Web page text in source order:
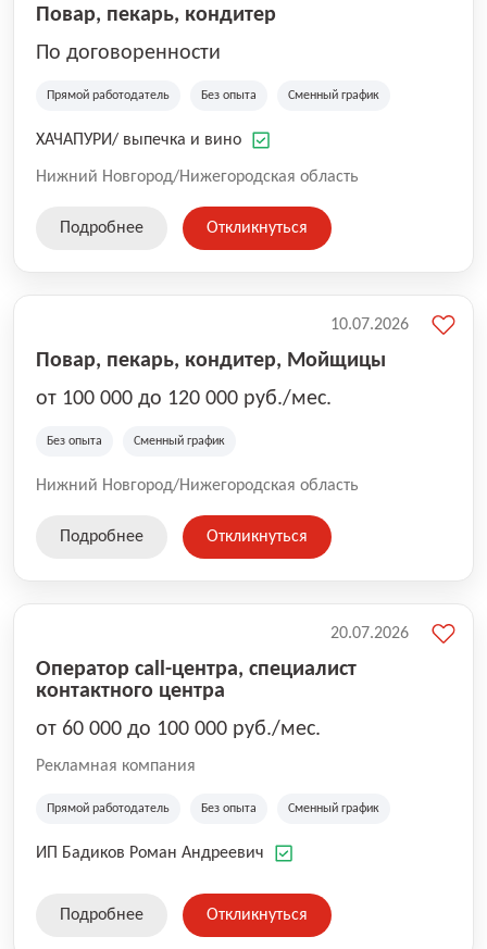
Повар, пекарь, кондитер
По договоренности
Прямой работодатель Без опыта Сменный график
ХАЧАПУРИ/ выпечка и вино
Нижний Новгород/Нижегородская область
Подробнее Откликнуться
Повар, пекарь, кондитер, Мойщицы
от 100 000 до 120 000 руб./мес.
Без опыта Сменный график
Нижний Новгород/Нижегородская область
10.07.2026
Подробнее Откликнуться
Оператор call-центра, специалист
контактного центра
от 60 000 до 100 000 руб./мес.
Рекламная компания
Прямой работодатель Без опыта Сменный график
ИП Бадиков Роман Андреевич
20.07.2026
Подробнее Откликнуться